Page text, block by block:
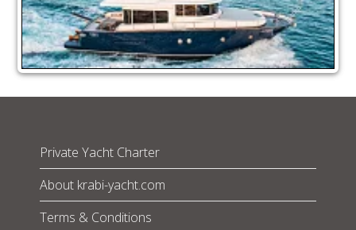
Private Yacht Charter
About krabi-yacht.com
Terms & Conditions